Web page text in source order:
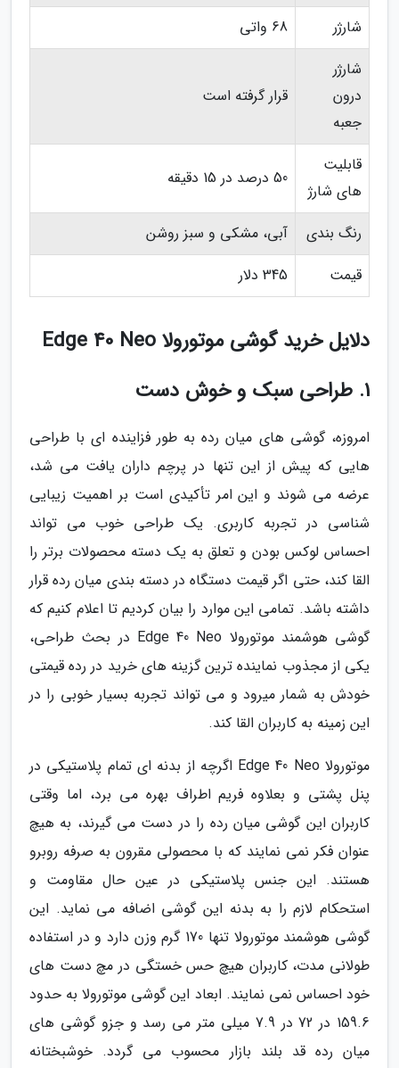
شارژر
68 واتی
شارژر
درون
جعبه
قرار گرفته است
قابلیت
های شارژ
50 درصد در 15 دقیقه
رنگ بندی
آبی، مشکی و سبز روشن
قیمت
345 دلار
دلایل خرید گوشی موتورولا Edge 40 Neo
1. طراحی سبک و خوش دست
امروزه، گوشی های میان رده به طور فزاینده ای با طراحی
هایی که پیش از این تنها در پرچم داران یافت می شد،
عرضه می شوند و این امر تأکیدی است بر اهمیت زیبایی
شناسی در تجربه کاربری. یک طراحی خوب می تواند
احساس لوکس بودن و تعلق به یک دسته محصولات برتر را
القا کند، حتی اگر قیمت دستگاه در دسته بندی میان رده قرار
داشته باشد. تمامی این موارد را بیان کردیم تا اعلام کنیم که
گوشی هوشمند موتورولا Edge 40 Neo در بحث طراحی،
یکی از مجذوب نماینده ترین گزینه های خرید در رده قیمتی
خودش به شمار میرود و می تواند تجربه بسیار خوبی را در
این زمینه به کاربران القا کند.
موتورولا Edge 40 Neo اگرچه از بدنه ای تمام پلاستیکی در
پنل پشتی و بعلاوه فریم اطراف بهره می برد، اما وقتی
کاربران این گوشی میان رده را در دست می گیرند، به هیچ
عنوان فکر نمی نمایند که با محصولی مقرون به صرفه روبرو
هستند. این جنس پلاستیکی در عین حال مقاومت و
استحکام لازم را به بدنه این گوشی اضافه می نماید. این
گوشی هوشمند موتورولا تنها 170 گرم وزن دارد و در استفاده
طولانی مدت، کاربران هیچ حس خستگی در مچ دست های
خود احساس نمی نمایند. ابعاد این گوشی موتورولا به حدود
159.6 در 72 در 7.9 میلی متر می رسد و جزو گوشی های
میان رده قد بلند بازار محسوب می گردد. خوشبختانه